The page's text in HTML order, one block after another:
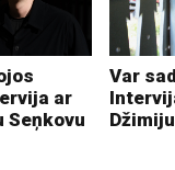
ar
Seņkovu
Var